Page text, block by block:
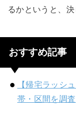
るかというと、
おすすめ記事
【帰宅ラッシ
帯・区間を調査